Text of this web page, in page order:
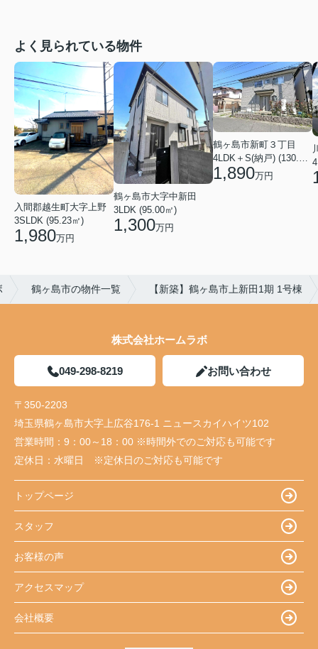
よく見られている物件
入間郡越生町大字上野
3SLDK (95.23㎡)
1,980万円
鶴ヶ島市大字中新田
3LDK (95.00㎡)
1,300万円
鶴ヶ島市新町３丁目
4LDK＋S(納戸) (130.50㎡)
1,890万円
鶴ヶ島市の物件一覧 【新築】鶴ヶ島市上新田1期 1号棟
株式会社ホームラボ
049-298-8219 お問い合わせ
〒350-2203
埼玉県鶴ヶ島市大字上広谷176-1 ニュースカイハイツ102
営業時間： 9：00～18：00 ※時間外でのご対応も可能です
定休日： 水曜日 ※定休日のご対応も可能です
トップページ
スタッフ
お客様の声
アクセスマップ
会社概要